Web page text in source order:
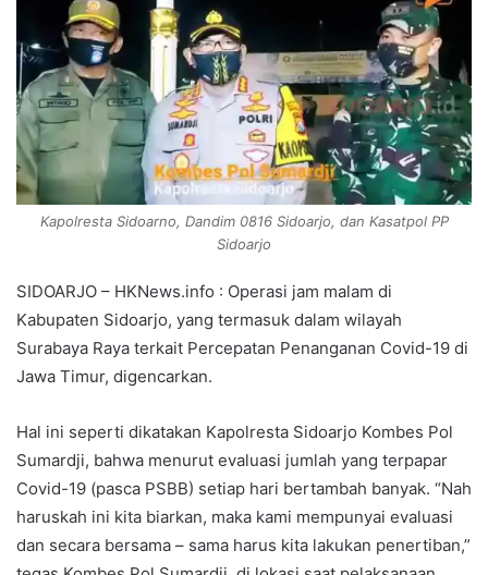
Kapolresta Sidoarno, Dandim 0816 Sidoarjo, dan Kasatpol PP
Sidoarjo
SIDOARJO – HKNews.info : Operasi jam malam di
Kabupaten Sidoarjo, yang termasuk dalam wilayah
Surabaya Raya terkait Percepatan Penanganan Covid-19 di
Jawa Timur, digencarkan.
Hal ini seperti dikatakan Kapolresta Sidoarjo Kombes Pol
Sumardji, bahwa menurut evaluasi jumlah yang terpapar
Covid-19 (pasca PSBB) setiap hari bertambah banyak. “Nah
haruskah ini kita biarkan, maka kami mempunyai evaluasi
dan secara bersama – sama harus kita lakukan penertiban,”